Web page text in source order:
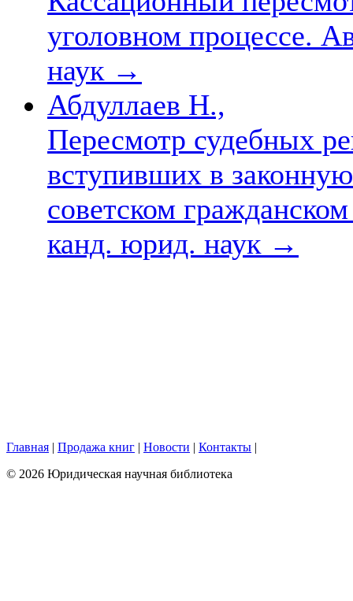
уголовном процессе.
наук →
Абдуллаев Н.,
Пересмотр судебных
вступивших в
советском
канд. юрид. наук →
Главная | Продажа книг | Новости | Контакты |
© 2026 Юридическая научная библиотека